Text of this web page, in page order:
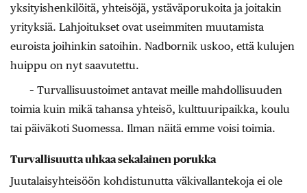
yksityishenkilöitä, yhteisöjä, ystäväporukoita ja joitakin
yrityksiä. Lahjoitukset ovat useimmiten muutamista
euroista joihinkin satoihin. Nadbornik uskoo, että kulujen
huippu on nyt saavutettu.
– Turvallisuustoimet antavat meille mahdollisuuden
toimia kuin mikä tahansa yhteisö, kulttuuripaikka, koulu
tai päiväkoti Suomessa. Ilman näitä emme voisi toimia.
Turvallisuutta uhkaa sekalainen porukka
Juutalaisyhteisöön kohdistunutta väkivallantekoja ei ole